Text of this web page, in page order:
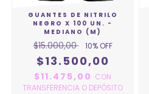
GUANTES DE NITRILO
NEGRO X 100 UN. -
MEDIANO (M)
$15.000,00 10% OFF
$13.500,00
$11.475,00 CON
TRANSFERENCIA O DEPÓSITO